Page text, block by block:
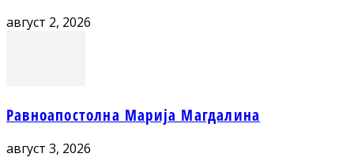
август 2, 2026
Равноапостолна Марија Магдалина
август 3, 2026